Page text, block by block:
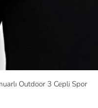
Outdoor 3 Cepli Spor